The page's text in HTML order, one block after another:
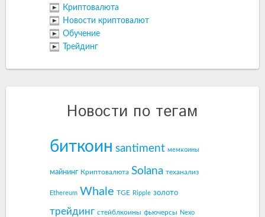
Криптовалюта
Новости криптовалют
Обучение
Трейдинг
Новости по тегам
биткоин santiment мемкоины
майнинг Криптовалюта Solana теханализ
Ethereum Whale TGE Ripple золото
трейдинг стейблкоины фьючерсы Nexo